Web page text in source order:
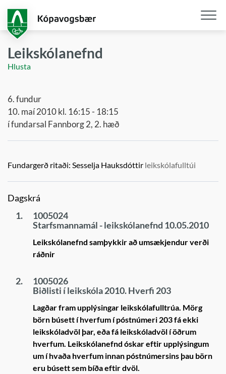
aðalefni
Leikskólanefnd
Hlusta
6. fundur
10. maí 2010 kl. 16:15 - 18:15
í fundarsal Fannborg 2, 2. hæð
Fundargerð ritaði: Sesselja Hauksdóttir leikskólafulltúi
Dagskrá
1.
1005024
Starfsmannamál - leikskólanefnd 10.05.2010
Leikskólanefnd samþykkir að umsækjendur verði
ráðnir
2.
1005026
Biðlisti í leikskóla 2010. Hverfi 203
Lagðar fram upplýsingar leikskólafulltrúa. Mörg
börn búsett í hverfum í póstnúmeri 203 fá ekki
leikskóladvöl þar, eða fá leikskóladvöl í öðrum
hverfum. Leikskólanefnd óskar eftir upplýsingum
um í hvaða hverfum innan póstnúmersins þau börn
eru búsett sem bíða eftir dvöl.
Opna